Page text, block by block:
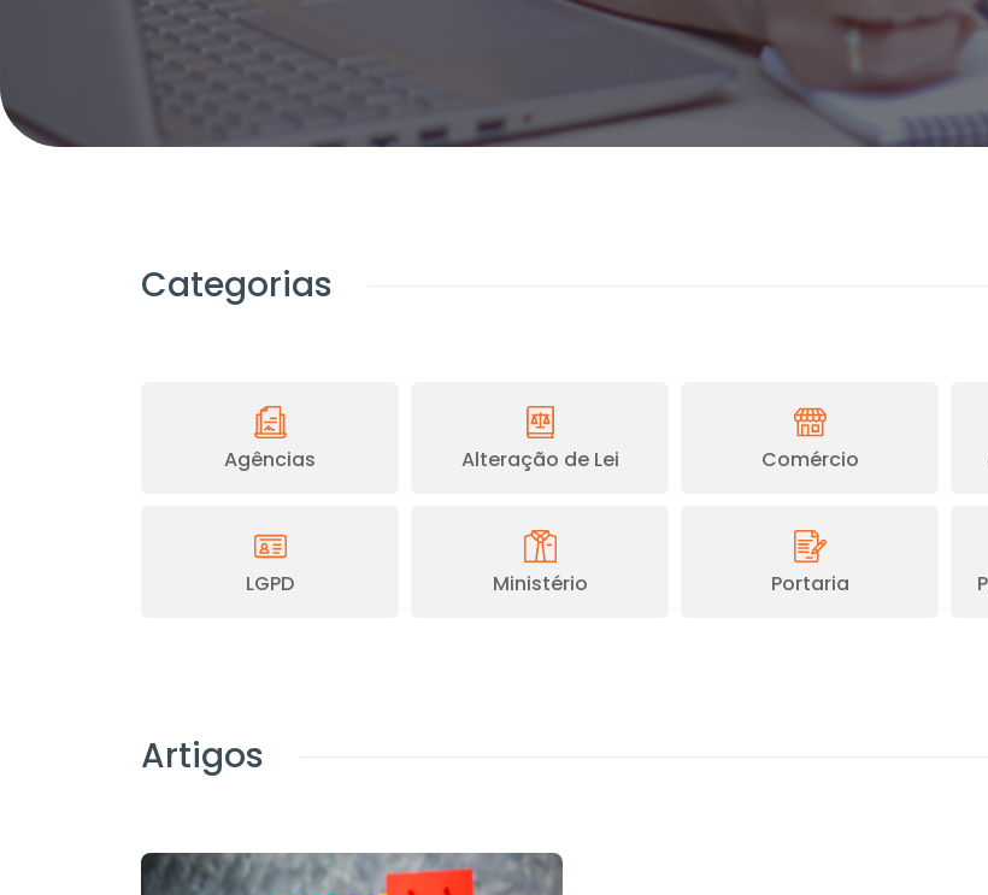
Categorias
Agências Alteração de Lei Comércio
LGPD Ministério Portaria
Artigos